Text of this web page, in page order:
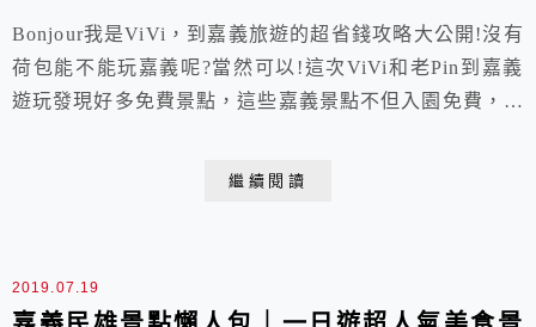
Bonjour我是ViVi，到嘉義旅遊的超省錢攻略大公開!沒有
荷包能不能玩嘉義呢?當然可以!這次ViVi和老Pin到嘉義
遊玩發現好多免費景點，這些嘉義景點不但入園免費，園
繼續閱讀
2019.07.19